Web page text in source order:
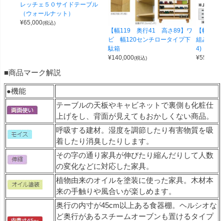
レッチェ５０サイドテーブル
（ウォールナット）
¥65,000(税込)
【幅119 奥行41 高さ89】ワ
ビ 幅120センチロータイプ下
駄箱
¥140,000(税込)
【幅100
組み合わ
4)
¥55,000
■商品マーク解説
●機能
テーブルの天板やキャビネットで裏側も化粧仕
上げをし、背面が見えてもおかしくない商品。
呼吸する建材。湿度を調節したり有害物質を吸
着したり消臭したりします。
その字の通り家具が伸びたり縮んだりして人数
の変化などに対応した家具。
植物由来のオイルを塗装に使った家具。木材本
来の手触りや風合いが楽しめます。
奥行の内寸が45cm以上ある食器棚。ヘルシオな
ど奥行があるスチームオーブンも置けるタイプ